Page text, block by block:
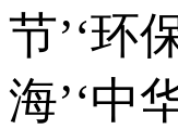
节’‘环
海’‘中